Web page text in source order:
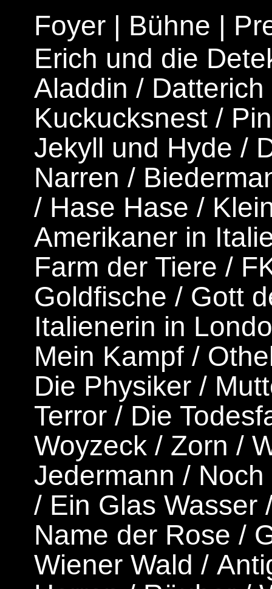
Foyer | Bühne |
Erich und die
Aladdin / Datterich
Kuckucksnest /
Jekyll und Hyde /
Narren/
/ Hase Hase /
Amerikaner in
Farm der Tiere /
Goldfische / Gott
Italienerin in
Mein Kampf /
Die Physiker /
Terror / Die
Woyzeck / Zorn /
Jedermann /
/ Ein Glas Wasser
Name der Rose /
Wiener Wald /